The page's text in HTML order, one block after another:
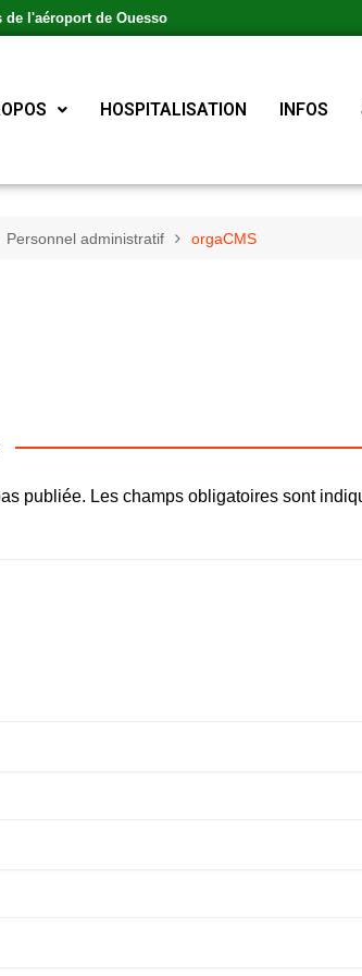
l'aéroport de Ouesso
HOSPITALISATION INFOS
Personnel administratif orgaCMS
publiée. Les champs obligatoires sont